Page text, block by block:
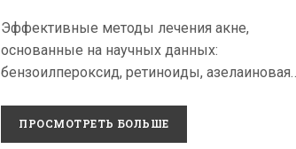
проверенные методы
Эффективные методы лечения акне,
основанные на научных данных:
бензоилпероксид, ретиноиды, азелаиновая
что вредит коже. Схема ухода и когда пора к
врачу.
ПРОСМОТРЕТЬ БОЛЬШЕ